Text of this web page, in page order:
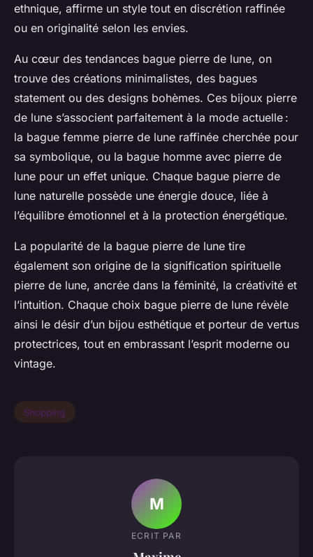
ethnique, affirme un style tout en discrétion raffinée
ou en originalité selon les envies.
Au cœur des tendances bague pierre de lune, on
trouve des créations minimalistes, des bagues
statement ou des designs bohèmes. Ces bijoux pierre
de lune s’associent parfaitement à la mode actuelle :
la bague femme pierre de lune raffinée cherchée pour
sa symbolique, ou la bague homme avec pierre de
lune pour un effet unique. Chaque bague pierre de
lune naturelle possède une énergie douce, liée à
l’équilibre émotionnel et à la protection énergétique.
La popularité de la bague pierre de lune tire
également son origine de la signification spirituelle
pierre de lune, ancrée dans la féminité, la créativité et
l’intuition. Chaque choix bague pierre de lune révèle
ainsi le désir d’un bijou esthétique et porteur de vertus
protectrices, tout en embrassant l’esprit moderne ou
vintage.
Shopping
M
ECRIT PAR